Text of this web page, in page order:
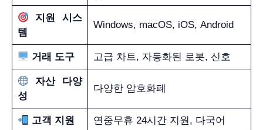
지원 시스
템
Windows, macOS, iOS, Android
거래 도구 고급 차트, 자동화된 로봇, 신호
자산 다양
성
다양한 암호화폐
고객 지원 연중무휴 24시간 지원, 다국어